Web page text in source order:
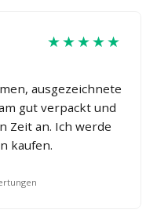
★★★★★
ausgezeichnete
gut verpackt und
Zeit an. Ich werde
kaufen.